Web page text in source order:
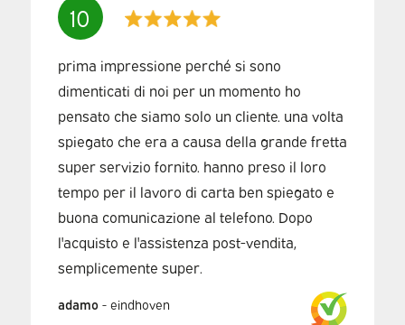
10
prima impressione perché si sono
dimenticati di noi per un momento ho
pensato che siamo solo un cliente. una volta
spiegato che era a causa della grande fretta
super servizio fornito. hanno preso il loro
tempo per il lavoro di carta ben spiegato e
buona comunicazione al telefono. Dopo
l'acquisto e l'assistenza post-vendita,
semplicemente super.
adamo - eindhoven